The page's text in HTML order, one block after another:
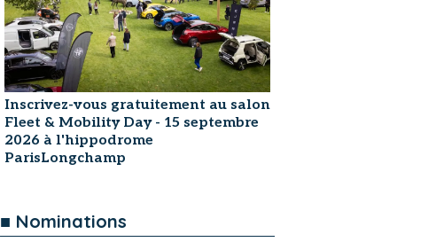
Inscrivez-vous gratuitement au salon
Fleet & Mobility Day - 15 septembre
2026 à l'hippodrome
ParisLongchamp
■ Nominations